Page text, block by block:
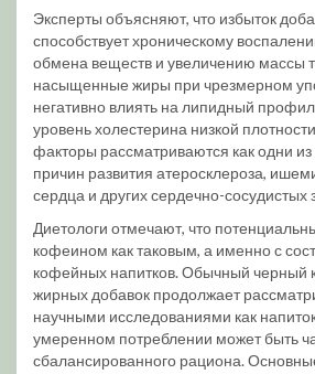
Эксперты объясняют, что избыток
способствует хроническому
обмена веществ и увеличению массы
насыщенные жиры при чрезмерном
негативно влиять на липидный
уровень холестерина низкой
факторы рассматриваются как одни
причин развития атеросклероза,
сердца и других сердечно-сосудистых
Диетологи отмечают, что
кофеином как таковым, а именно с
кофейных напитков. Обычный черный
жирных добавок продолжает
научными исследованиями как
умеренном потреблении может быть
сбалансированного рациона.